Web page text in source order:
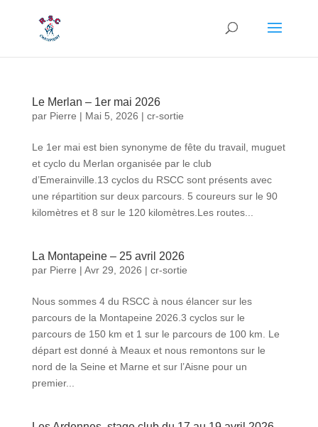
Le Merlan – 1er mai 2026
par Pierre | Mai 5, 2026 | cr-sortie
Le 1er mai est bien synonyme de fête du travail, muguet
et cyclo du Merlan organisée par le club
d’Emerainville.13 cyclos du RSCC sont présents avec
une répartition sur deux parcours. 5 coureurs sur le 90
kilomètres et 8 sur le 120 kilomètres.Les routes...
La Montapeine – 25 avril 2026
par Pierre | Avr 29, 2026 | cr-sortie
Nous sommes 4 du RSCC à nous élancer sur les
parcours de la Montapeine 2026.3 cyclos sur le
parcours de 150 km et 1 sur le parcours de 100 km. Le
départ est donné à Meaux et nous remontons sur le
nord de la Seine et Marne et sur l’Aisne pour un
premier...